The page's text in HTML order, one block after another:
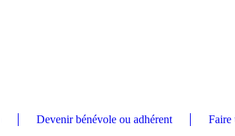
Devenir bénévole ou adhérent Faire